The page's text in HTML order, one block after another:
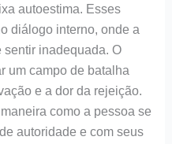
autoestima. Esses
diálogo interno, onde a
sentir inadequada. O
um campo de batalha
e a dor da rejeição.
como a pessoa se
autoridade e com seus